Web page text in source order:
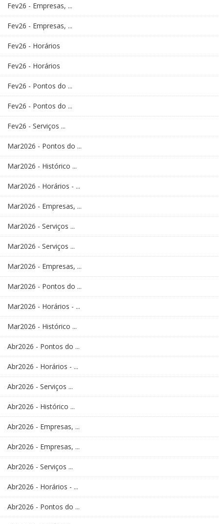
Fev26 - Empresas, ...
Fev26 - Empresas, ...
Fev26 - Horários
Fev26 - Horários
Fev26 - Pontos do ...
Fev26 - Pontos do ...
Fev26 - Serviços ...
Mar2026 - Pontos do ...
Mar2026 - Histórico ...
Mar2026 - Horários - ...
Mar2026 - Empresas, ...
Mar2026 - Serviços ...
Mar2026 - Serviços ...
Mar2026 - Empresas, ...
Mar2026 - Pontos do ...
Mar2026 - Horários - ...
Mar2026 - Histórico ...
Abr2026 - Pontos do ...
Abr2026 - Horários - ...
Abr2026 - Serviços ...
Abr2026 - Histórico ...
Abr2026 - Empresas, ...
Abr2026 - Empresas, ...
Abr2026 - Serviços ...
Abr2026 - Horários - ...
Abr2026 - Pontos do ...